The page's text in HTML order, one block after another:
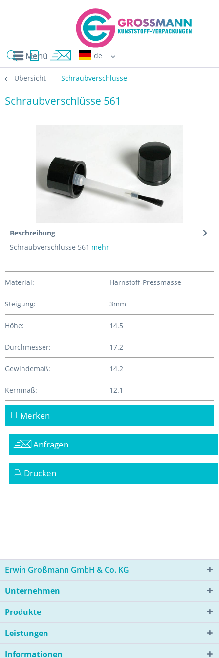
Menü
Übersicht Schraubverschlüsse
Schraubverschlüsse 561
Beschreibung
Schraubverschlüsse 561 mehr
Material: Harnstoff-Pressmasse
Steigung: 3mm
Höhe: 14.5
Durchmesser: 17.2
Gewindemaß: 14.2
Kernmaß: 12.1
Merken
Anfragen
Drucken
Erwin Großmann GmbH & Co. KG
Unternehmen
Produkte
Leistungen
Informationen